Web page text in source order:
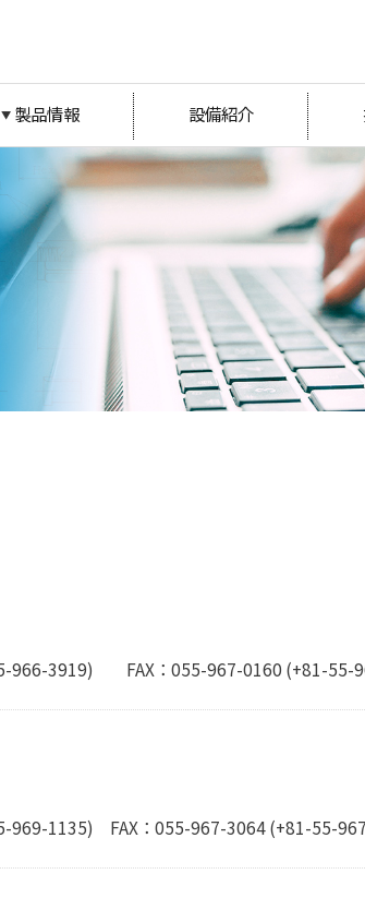
製品情報 設備紹介
966-3919) FAX：055-967-0160 (+81-55-
969-1135) FAX：055-967-3064 (+81-55-